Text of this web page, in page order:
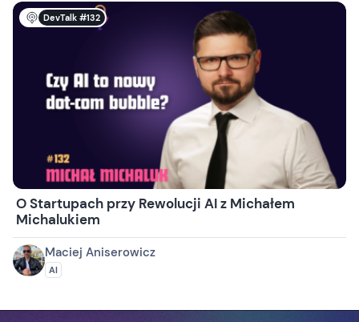
DevTalk #132
O Startupach przy Rewolucji AI z Michałem
Michalukiem
Maciej Aniserowicz
AI